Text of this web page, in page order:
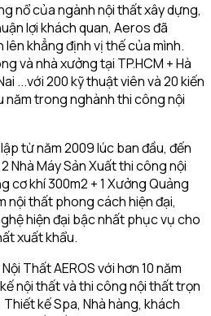
nổ của ngành nội thất xây dựng,
lợi khách quan, Aeros đã
khẳng định vị thế của mình.
và nhà xưởng tại TP.HCM + Hà
...với 200 kỹ thuật viên và 20 kiến
năm trong nghành thi công nội
từ năm 2009 lúc ban đầu, đến
Nhà Máy Sản Xuất thi công nội
cơ khí 300m2 + 1 Xưởng Quảng
nội thất phong cách hiện đại,
hiện đại bậc nhất phục vụ cho
xuất khẩu.
Thất AEROS với hơn 10 năm
nội thất và thi công nội thất trọn
kế Spa, Nhà hàng, khách